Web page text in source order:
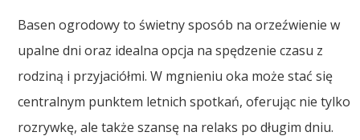
Basen ogrodowy to świetny sposób na orzeźwienie w
upalne dni oraz idealna opcja na spędzenie czasu z
rodziną i przyjaciółmi. W mgnieniu oka może stać się
centralnym punktem letnich spotkań, oferując nie tylko
rozrywkę, ale także szansę na relaks po długim dniu.